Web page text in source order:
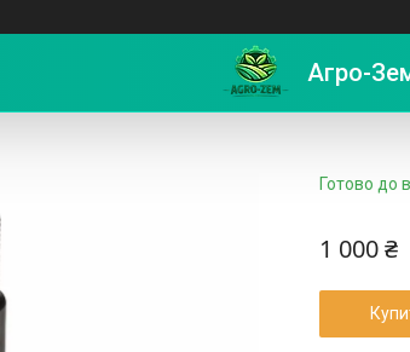
Агро-
Готово до
1 000 ₴